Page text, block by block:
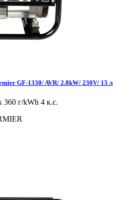
GF-1330/ AVR/ 2.8kW/ 230V/ 15 л
360 г/kWh 4 к.с.